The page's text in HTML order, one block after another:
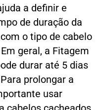
a definir e
de duração da
o tipo de cabelo
geral, a Fitagem
durar até 5 dias
prolongar a
usar